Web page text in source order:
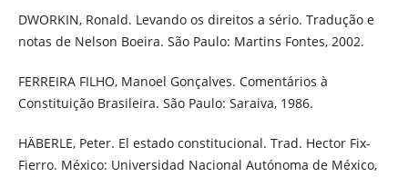
DWORKIN, Ronald. Levando os direitos a sério. Tradução e
notas de Nelson Boeira. São Paulo: Martins Fontes, 2002.
FERREIRA FILHO, Manoel Gonçalves. Comentários à
Constituição Brasileira. São Paulo: Saraiva, 1986.
HÄBERLE, Peter. El estado constitucional. Trad. Hector Fix-
Fierro. México: Universidad Nacional Autónoma de México,